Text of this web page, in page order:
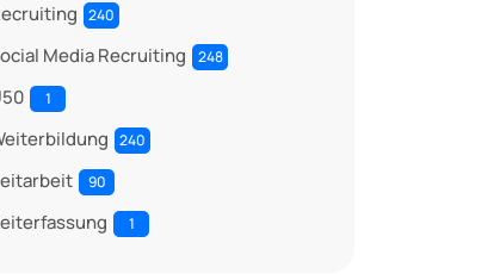
240
Media Recruiting 248
1
240
90
1